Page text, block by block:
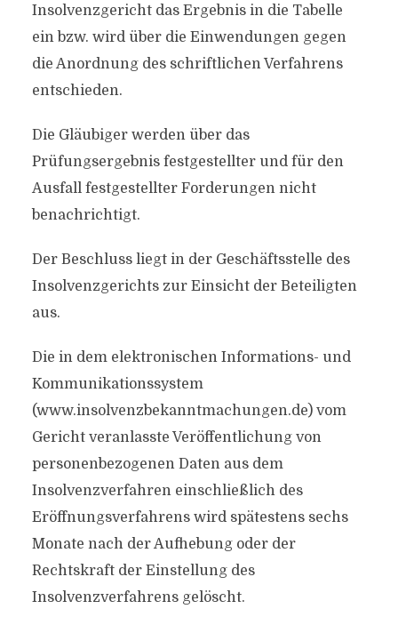
Insolvenzgericht das Ergebnis in die Tabelle
ein bzw. wird über die Einwendungen gegen
die Anordnung des schriftlichen Verfahrens
entschieden.
Die Gläubiger werden über das
Prüfungsergebnis festgestellter und für den
Ausfall festgestellter Forderungen nicht
benachrichtigt.
Der Beschluss liegt in der Geschäftsstelle des
Insolvenzgerichts zur Einsicht der Beteiligten
aus.
Die in dem elektronischen Informations- und
Kommunikationssystem
(www.insolvenzbekanntmachungen.de) vom
Gericht veranlasste Veröffentlichung von
personenbezogenen Daten aus dem
Insolvenzverfahren einschließlich des
Eröffnungsverfahrens wird spätestens sechs
Monate nach der Aufhebung oder der
Rechtskraft der Einstellung des
Insolvenzverfahrens gelöscht.